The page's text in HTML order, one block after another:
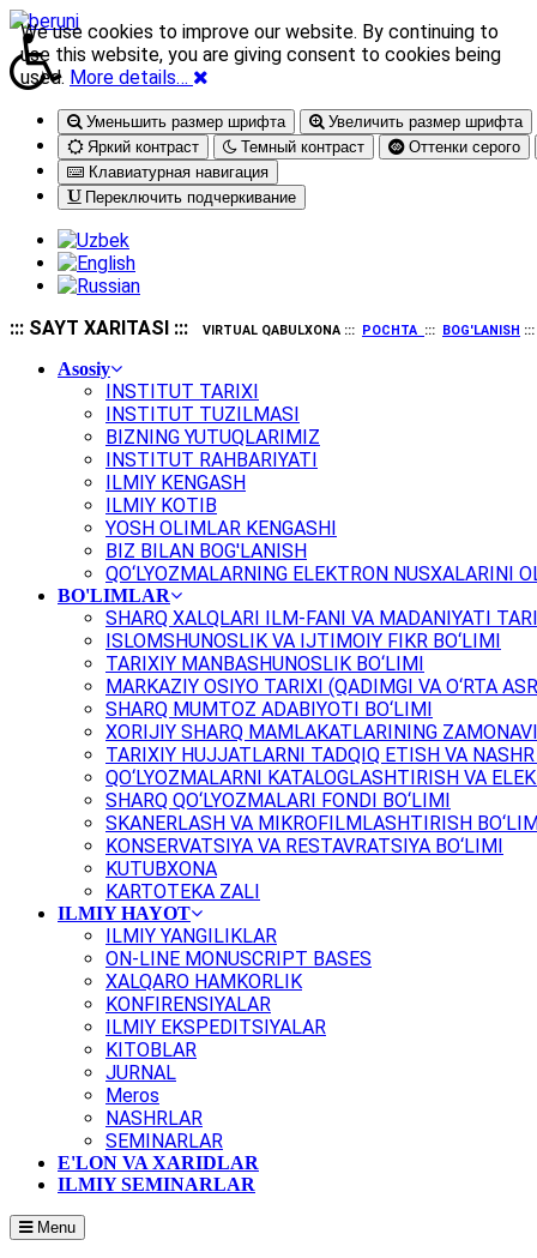
Уменьшить размер шрифта
Увеличить размер шрифта
Яркий контраст
Темный контраст
Оттенки серого
Клавиатурная навигация
Переключить подчеркивание
::: SAYT XARITASI ::: VIRTUAL QABULXONA ::: POCHTA ::: BOG'LANISH
Asosiy
INSTITUT TARIXI
INSTITUT TUZILMASI
BIZNING YUTUQLARIMIZ
INSTITUT RAHBARIYATI
ILMIY KENGASH
ILMIY KOTIB
YOSH OLIMLAR KENGASHI
BIZ BILAN BOG'LANISH
QO‘LYOZMALARNING ELEKTRON NUSXALARINI
BO'LIMLAR
SHARQ XALQLARI ILM-FANI VA MADANIYATI
ISLOMSHUNOSLIK VA IJTIMOIY FIKR BO‘LIMI
TARIXIY MANBASHUNOSLIK BO‘LIMI
MARKAZIY OSIYO TARIXI (QADIMGI VA O‘RTA
SHARQ MUMTOZ ADABIYOTI BO‘LIMI
XORIJIY SHARQ MAMLAKATLARINING
TARIXIY HUJJATLARNI TADQIQ ETISH VA
QO‘LYOZMALARNI KATALOGLASHTIRISH VA
SHARQ QO‘LYOZMALARI FONDI BO‘LIMI
SKANERLASH VA MIKROFILMLASHTIRISH
KONSERVATSIYA VA RESTAVRATSIYA BO‘LIMI
KUTUBXONA
KARTOTEKA ZALI
ILMIY HAYOT
ILMIY YANGILIKLAR
ON-LINE MONUSCRIPT BASES
XALQARO HAMKORLIK
KONFIRENSIYALAR
ILMIY EKSPEDITSIYALAR
KITOBLAR
JURNAL
Meros
NASHRLAR
SEMINARLAR
E'LON VA XARIDLAR
ILMIY SEMINARLAR
Menu
We use cookies to improve our website. By continuing to
use this website, you are giving consent to cookies being
used. More details…